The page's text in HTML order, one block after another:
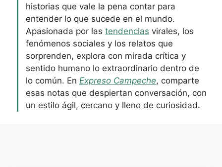
historias que vale la pena contar para
entender lo que sucede en el mundo.
Apasionada por las tendencias virales, los
fenómenos sociales y los relatos que
sorprenden, explora con mirada crítica y
sentido humano lo extraordinario dentro de
lo común. En Expreso Campeche, comparte
esas notas que despiertan conversación, con
un estilo ágil, cercano y lleno de curiosidad.